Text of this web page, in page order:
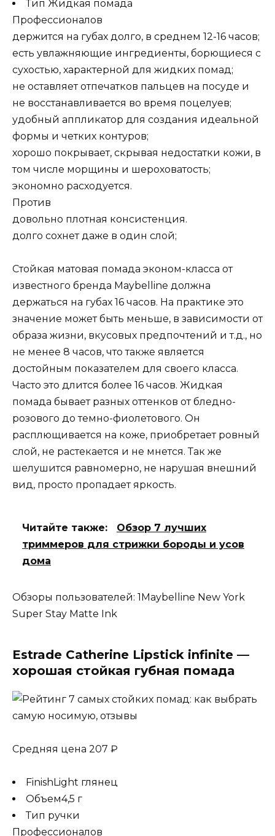
Тип Жидкая помада
Профессионалов
держится на губах долго, в среднем 12-16 часов;
есть увлажняющие ингредиенты, борющиеся с
сухостью, характерной для жидких помад;
не оставляет отпечатков пальцев на посуде и
не восстанавливается во время поцелуев;
удобный аппликатор для создания идеальной
формы и четких контуров;
хорошо покрывает, скрывая недостатки кожи, в
том числе морщины и шероховатость;
экономно расходуется.
Против
довольно плотная консистенция.
долго сохнет даже в один слой;
Стойкая матовая помада эконом-класса от
известного бренда Maybelline должна
держаться на губах 16 часов. На практике это
значение может быть меньше, в зависимости от
образа жизни, вкусовых предпочтений и т.д., но
не менее 8 часов, что также является
достойным показателем для своего класса.
Часто это длится более 16 часов. Жидкая
помада бывает разных оттенков от бледно-
розового до темно-фиолетового. Он
расплющивается на коже, приобретает ровный
слой, не растекается и не мнется. Так же
шелушится равномерно, не нарушая внешний
вид, просто пропадает яркость.
Читайте также:
Обзор 7 лучших
триммеров для стрижки бороды и усов
дома
Обзоры пользователей: 1Maybelline New York
Super Stay Matte Ink
Estrade Catherine Lipstick infinite —
хорошая стойкая губная помада
Средняя цена 207 ₽
FinishLight глянец
Объем4,5 г
Тип ручки
Профессионалов